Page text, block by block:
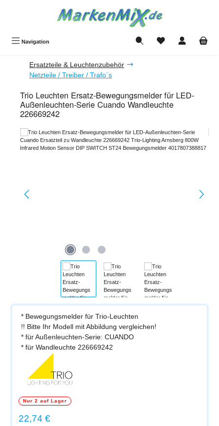
Navigation Du hast 0 Produkte
Ersatzteile & Leuchtenzubehör
Netzteile / Treiber / Trafo`s
Trio Leuchten Ersatz-Bewegungsmelder für LED-
Außenleuchten-Serie Cuando Wandleuchte
226669242
Bildergalerie überspringen
* Bewegungsmelder für Trio-Leuchten
!! Bitte Ihr Modell mit Abbildung vergleichen!
* für Außenleuchten-Serie: CUANDO
* für Wandleuchte 226669242
Nur 2 auf Lager
Regulärer Preis:
22,74 €